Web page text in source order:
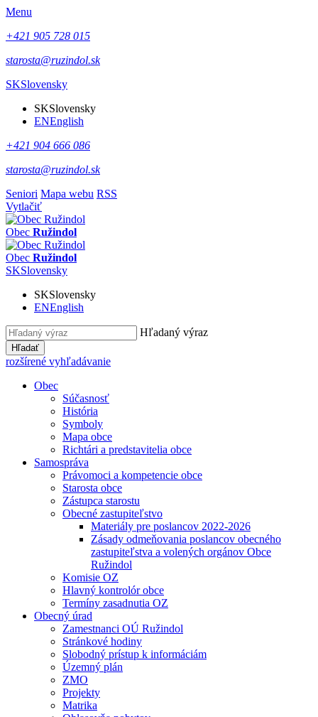
Menu
+421 905 728 015
starosta@ruzindol.sk
SKSlovensky
SKSlovensky
ENEnglish
+421 904 666 086
starosta@ruzindol.sk
Seniori Mapa webu RSS
Vytlačiť
Obec Ružindol
Obec Ružindol
SKSlovensky
SKSlovensky
ENEnglish
Hľadaný výraz
Hľadať
rozšírené vyhľadávanie
Obec
Súčasnosť
História
Symboly
Mapa obce
Richtári a predstavitelia obce
Samospráva
Právomoci a kompetencie obce
Starosta obce
Zástupca starostu
Obecné zastupiteľstvo
Materiály pre poslancov 2022-2026
Zásady odmeňovania poslancov obecného
zastupiteľstva a volených orgánov Obce
Ružindol
Komisie OZ
Hlavný kontrolór obce
Termíny zasadnutia OZ
Obecný úrad
Zamestnanci OÚ Ružindol
Stránkové hodiny
Slobodný prístup k informáciám
Územný plán
ZMO
Projekty
Matrika